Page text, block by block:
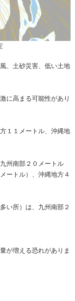
、土砂災害、低い土地
に高まる可能性があり
１１メートル、沖縄地
州南部２０メートル
ートル）、沖縄地方４
い所）は、九州南部２
が増える恐れがありま